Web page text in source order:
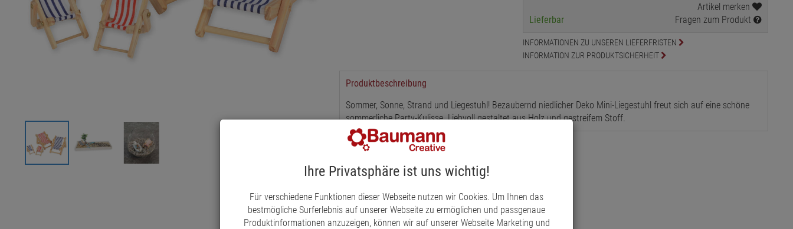
Lieferbar
Artikel merken
Fragen zum Produkt
INFORMATIONEN ZU UNSEREN LIEFERFRISTEN
INFORMATION ZUR PRODUKTSICHERHEIT
Produktbeschreibung
Sommer, Sonne, Strand und Liegestuhl! Bezaubernd niedlicher Deko Mini-Liegestuhl freut sich auf eine schöne
sommerliche Party-Kulisse. Liebvoll gestaltet aus Holz und gestreifem Stoff.
Ihre Privatsphäre ist uns wichtig!
Für verschiedene Funktionen dieser Webseite nutzen wir Cookies. Um Ihnen das
bestmögliche Surferlebnis auf unserer Webseite zu ermöglichen und passgenaue
Produktinformationen anzuzeigen, können wir auf unserer Webseite Marketing und